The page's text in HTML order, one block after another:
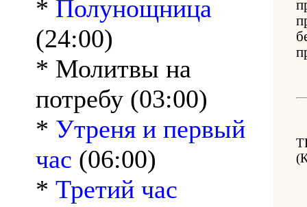
* Полунощница
(24:00)
* Молитвы на
потребу (03:00)
* Утреня и первый
час (06:00)
* Третий час